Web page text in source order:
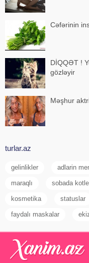
Cəfərinin
DİQQƏT !
gözləyir
Məşhur
turlar.az
gelinlikler adlarin
maraqlı sobada
kosmetika statuslar
faydalı maskalar